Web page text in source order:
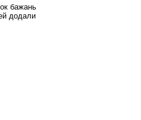
бажань
додали